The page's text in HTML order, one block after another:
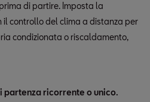
di partire. Imposta la
controllo del clima a distanza per
condizionata o riscaldamento,
partenza ricorrente o unico.